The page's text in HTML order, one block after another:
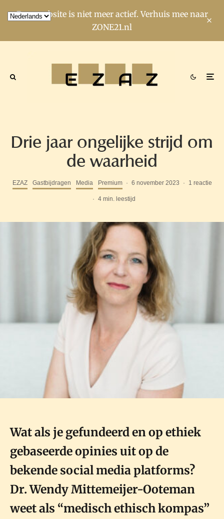
Deze website is niet meer actief. Verhuis mee naar
ZONE21.nl
Drie jaar ongelijke strijd om
de waarheid
EZAZ Gastbijdragen Media Premium · 6 november 2023 · 1 reactie
· 4 min. leestijd
Wat als je gefundeerd en op ethiek
gebaseerde opinies uit op de
bekende social media platforms?
Dr. Wendy Mittemeijer-Ooteman
weet als “medisch ethisch kompas”